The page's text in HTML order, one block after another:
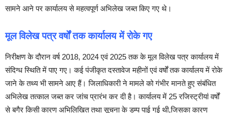
सामने आने पर कार्यालय से महत्वपूर्ण अभिलेख जब्त किए गए थे।
मूल विलेख पत्र वर्षों तक कार्यालय में रोके गए
निरीक्षण के दौरान वर्ष 2018, 2024 एवं 2025 तक के मूल विलेख पत्र कार्यालय में
संदिग्ध स्थिति में पाए गए। कई पंजीकृत दस्तावेज महीनों एवं वर्षों तक कार्यालय में रोके
जाने के तथ्य भी सामने आए हैं। जिलाधिकारी ने मामले को गंभीर मानते हुए संबंधित
अभिलेख तत्काल जब्त कर जांच प्रारंभ कर दी है। कार्यालय में 25 रजिस्ट्रीयां वर्षों
से बगैर किसी कारण अभिलिखित तथा सूचना के डम्प पाई गई थी,जिसका कारण